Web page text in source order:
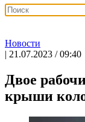
Новости
| 21.07.2023 / 09:40
Двое
крыши